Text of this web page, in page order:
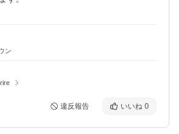
ン
違反報告 いいね 0